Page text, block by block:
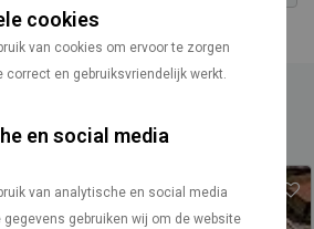
cookies
van cookies om ervoor te zorgen
correct en gebruiksvriendelijk werkt.
en social media
van analytische en social media
gegevens gebruiken wij om de website